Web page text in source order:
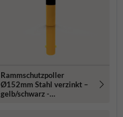
Rammschutzpoller
Ø152mm Stahl verzinkt –
gelb/schwarz -